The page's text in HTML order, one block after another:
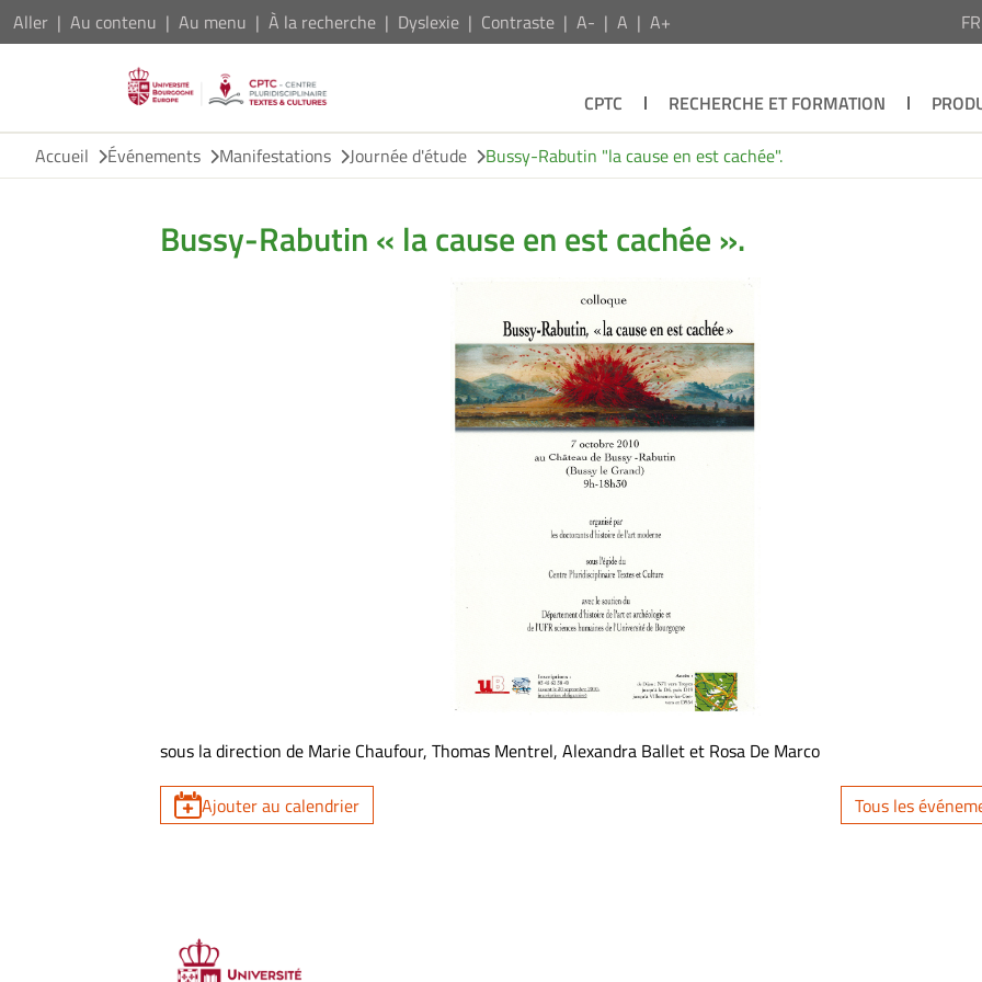
Aller Au contenu Au menu À la recherche Dyslexie Contraste A- A A+
CPTC RECHERCHE ET FORMATION
Accueil
Événements Manifestations Journée d'étude Bussy-Rabutin "la cause en est cachée".
Bussy-Rabutin « la cause en est cachée ».
sous la direction de Marie Chaufour, Thomas Mentrel, Alexandra Ballet et Rosa De Marco
Ajouter au calendrier Tous les